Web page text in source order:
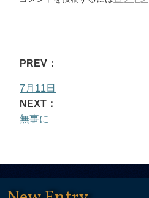
PREV：
7月11日
NEXT：
無事に